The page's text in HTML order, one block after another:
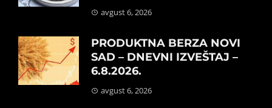
avgust 6, 2026
PRODUKTNA BERZA NOVI
SAD – DNEVNI IZVEŠTAJ –
6.8.2026.
avgust 6, 2026